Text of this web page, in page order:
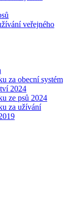
veřejného
za obecní systém
2024
ze psů 2024
za užívání